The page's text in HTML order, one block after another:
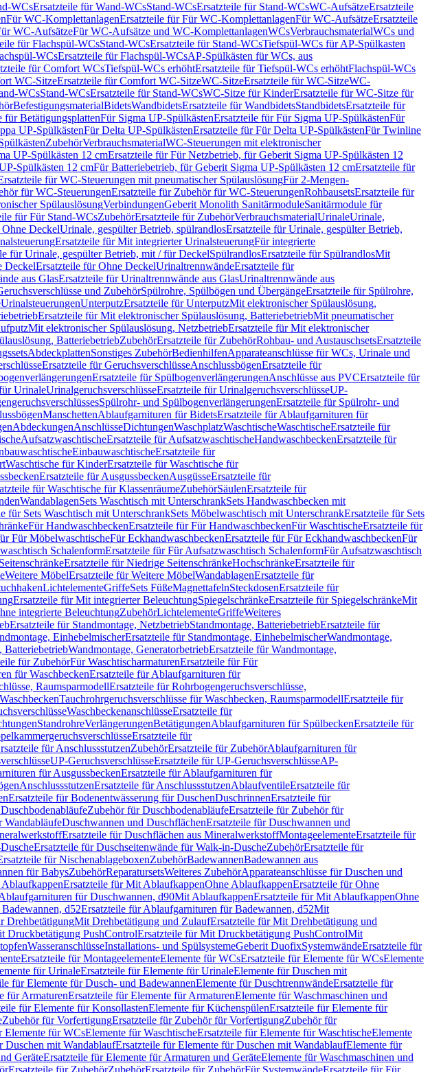
WCsErsatzteile für Wand-WCsStand-WCsErsatzteile für Stand-WCsWC-AufsätzeErsatzteile
Für WC-KomplettanlagenErsatzteile für Für WC-KomplettanlagenFür WC-AufsätzeErsatzteile
WC-AufsätzeFür WC-Aufsätze und WC-KomplettanlagenWCsVerbrauchsmaterialWCs und
für Flachspül-WCsStand-WCsErsatzteile für Stand-WCsTiefspül-WCs für AP-Spülkasten
WCsErsatzteile für Flachspül-WCsAP-Spülkästen für WCs, aus
für Comfort WCsTiefspül-WCs erhöhtErsatzteile für Tiefspül-WCs erhöhtFlachspül-WCs
WC-SitzeErsatzteile für Comfort WC-SitzeWC-SitzeErsatzteile für WC-SitzeWC-
WCsStand-WCsErsatzteile für Stand-WCsWC-Sitze für KinderErsatzteile für WC-Sitze für
BefestigungsmaterialBidetsWandbidetsErsatzteile für WandbidetsStandbidetsErsatzteile für
für BetätigungsplattenFür Sigma UP-SpülkästenErsatzteile für Für Sigma UP-SpülkästenFür
UP-SpülkästenFür Delta UP-SpülkästenErsatzteile für Für Delta UP-SpülkästenFür Twinline
ZubehörVerbrauchsmaterialWC-Steuerungen mit elektronischer
UP-Spülkästen 12 cmErsatzteile für Für Netzbetrieb, für Geberit Sigma UP-Spülkästen 12
Spülkästen 12 cmFür Batteriebetrieb, für Geberit Sigma UP-Spülkästen 12 cmErsatzteile für
für WC-Steuerungen mit pneumatischer SpülauslösungFür 2-Mengen-
für WC-SteuerungenErsatzteile für Zubehör für WC-SteuerungenRohbausetsErsatzteile für
SpülauslösungVerbindungenGeberit Monolith SanitärmoduleSanitärmodule für
für Für Stand-WCsZubehörErsatzteile für ZubehörVerbrauchsmaterialUrinaleUrinale,
DeckelUrinale, gespülter Betrieb, spülrandlosErsatzteile für Urinale, gespülter Betrieb,
Ersatzteile für Mit integrierter UrinalsteuerungFür integrierte
für Urinale, gespülter Betrieb, mit / für DeckelSpülrandlosErsatzteile für SpülrandlosMit
DeckelErsatzteile für Ohne DeckelUrinaltrennwändeErsatzteile für
aus GlasErsatzteile für Urinaltrennwände aus GlasUrinaltrennwände aus
und ZubehörSpülrohre, Spülbögen und ÜbergängeErsatzteile für Spülrohre,
UrinalsteuerungenUnterputzErsatzteile für UnterputzMit elektronischer Spülauslösung,
Ersatzteile für Mit elektronischer Spülauslösung, BatteriebetriebMit pneumatischer
Mit elektronischer Spülauslösung, NetzbetriebErsatzteile für Mit elektronischer
BatteriebetriebZubehörErsatzteile für ZubehörRohbau- und AustauschsetsErsatzteile
AbdeckplattenSonstiges ZubehörBedienhilfenApparateanschlüsse für WCs, Urinale und
Ersatzteile für GeruchsverschlüsseAnschlussbögenErsatzteile für
Ersatzteile für SpülbogenverlängerungenAnschlüsse aus PVCErsatzteile für
UrinaleUrinalgeruchsverschlüsseErsatzteile für UrinalgeruchsverschlüsseUP-
Spülrohr- und SpülbogenverlängerungenErsatzteile für Spülrohr- und
ManschettenAblaufgarnituren für BidetsErsatzteile für Ablaufgarnituren für
AbdeckungenAnschlüsseDichtungenWaschplatzWaschtischeWaschtischeErsatzteile für
AufsatzwaschtischeErsatzteile für AufsatzwaschtischeHandwaschbeckenErsatzteile für
EinbauwaschtischeErsatzteile für
Waschtische für KinderErsatzteile für Waschtische für
Ersatzteile für AusgussbeckenAusgüsseErsatzteile für
für Waschtische für KlassenräumeZubehörSäulenErsatzteile für
WandablagenSets Waschtisch mit UnterschrankSets Handwaschbecken mit
für Sets Waschtisch mit UnterschrankSets Möbelwaschtisch mit UnterschrankErsatzteile für Sets
Für HandwaschbeckenErsatzteile für Für HandwaschbeckenFür WaschtischeErsatzteile für
Für MöbelwaschtischeFür EckhandwaschbeckenErsatzteile für Für EckhandwaschbeckenFür
SchalenformErsatzteile für Für Aufsatzwaschtisch SchalenformFür Aufsatzwaschtisch
Ersatzteile für Niedrige SeitenschränkeHochschränkeErsatzteile für
Weitere MöbelErsatzteile für Weitere MöbelWandablagenErsatzteile für
LichtelementeGriffeSets FüßeMagnettafelnSteckdosenErsatzteile für
Ersatzteile für Mit integrierter BeleuchtungSpiegelschränkeErsatzteile für SpiegelschränkeMit
integrierte BeleuchtungZubehörLichtelementeGriffeWeiteres
Ersatzteile für Standmontage, NetzbetriebStandmontage, BatteriebetriebErsatzteile für
EinhebelmischerErsatzteile für Standmontage, EinhebelmischerWandmontage,
BatteriebetriebWandmontage, GeneratorbetriebErsatzteile für Wandmontage,
für ZubehörFür WaschtischarmaturenErsatzteile für Für
für WaschbeckenErsatzteile für Ablaufgarnituren für
RaumsparmodellErsatzteile für Rohrbogengeruchsverschlüsse,
Tauchrohrgeruchsverschlüsse für Waschbecken, RaumsparmodellErsatzteile für
WaschbeckenanschlüsseErsatzteile für
StandrohreVerlängerungenBetätigungenAblaufgarnituren für SpülbeckenErsatzteile für
Ersatzteile für
für AnschlussstutzenZubehörErsatzteile für ZubehörAblaufgarnituren für
UP-GeruchsverschlüsseErsatzteile für UP-GeruchsverschlüsseAP-
für AusgussbeckenErsatzteile für Ablaufgarnituren für
AnschlussstutzenErsatzteile für AnschlussstutzenAblaufventileErsatzteile für
Ersatzteile für Bodenentwässerung für DuschenDuschrinnenErsatzteile für
Zubehör für DuschbodenabläufeErsatzteile für Zubehör für
WandabläufeDuschwannen und DuschflächenErsatzteile für Duschwannen und
Ersatzteile für Duschflächen aus MineralwerkstoffMontageelementeErsatzteile für
Ersatzteile für Duschseitenwände für Walk-in-DuscheZubehörErsatzteile für
für NischenablageboxenZubehörBadewannenBadewannen aus
für BabysZubehörReparatursetsWeiteres ZubehörApparateanschlüsse für Duschen und
Ersatzteile für Mit AblaufkappenOhne AblaufkappenErsatzteile für Ohne
für Duschwannen, d90Mit AblaufkappenErsatzteile für Mit AblaufkappenOhne
d52Ersatzteile für Ablaufgarnituren für Badewannen, d52Mit
DrehbetätigungMit Drehbetätigung und ZulaufErsatzteile für Mit Drehbetätigung und
Druckbetätigung PushControlErsatzteile für Mit Druckbetätigung PushControlMit
WasseranschlüsseInstallations- und SpülsystemeGeberit DuofixSystemwändeErsatzteile für
Ersatzteile für MontageelementeElemente für WCsErsatzteile für Elemente für WCsElemente
für UrinaleErsatzteile für Elemente für UrinaleElemente für Duschen mit
für Elemente für Dusch- und BadewannenElemente für DuschtrennwändeErsatzteile für
für ArmaturenErsatzteile für Elemente für ArmaturenElemente für Waschmaschinen und
für Elemente für KonsollastenElemente für KüchenspülenErsatzteile für Elemente für
Zubehör für VorfertigungErsatzteile für Zubehör für VorfertigungZubehör für
Elemente für WCsElemente für WaschtischeErsatzteile für Elemente für WaschtischeElemente
Duschen mit WandablaufErsatzteile für Elemente für Duschen mit WandablaufElemente für
GeräteErsatzteile für Elemente für Armaturen und GeräteElemente für Waschmaschinen und
Ersatzteile für ZubehörZubehörErsatzteile für ZubehörFür SystemwändeErsatzteile für Für